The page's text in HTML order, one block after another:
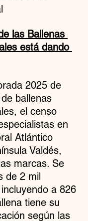
las Ballenas
está dando
2025 de
ballenas
el censo
en
Atlántico
Valdés,
marcas. Se
de 2 mil
a 826
tiene su
según las